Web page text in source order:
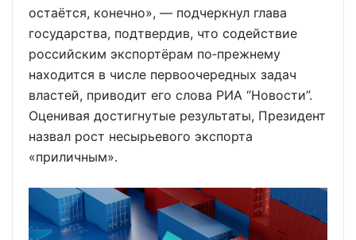
остаётся, конечно», — подчеркнул глава
государства, подтвердив, что содействие
российским экспортёрам по‑прежнему
находится в числе первоочередных задач
властей, приводит его слова РИА “Новости”.
Оценивая достигнутые результаты, Президент
назвал рост несырьевого экспорта
«приличным».